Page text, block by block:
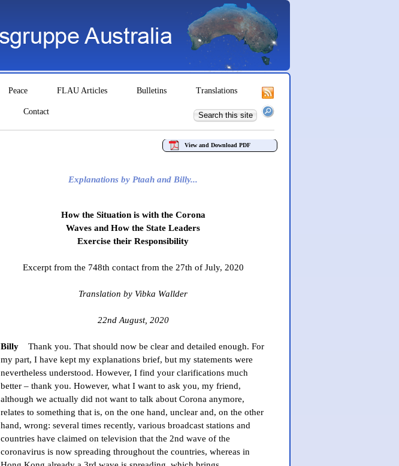
Peace FLAU Articles Bulletins Translations
Contact
View and Download PDF
Explanations by Ptaah and Billy...
How the Situation is with the Corona
Waves and How the State Leaders
Exercise their Responsibility
Excerpt from the 748th contact from the 27th of July, 2020
Translation by Vibka Wallder
22nd August, 2020
Billy Thank you. That should now be clear and detailed enough. For
my part, I have kept my explanations brief, but my statements were
nevertheless understood. However, I find your clarifications much
better – thank you. However, what I want to ask you, my friend,
although we actually did not want to talk about Corona anymore,
relates to something that is, on the one hand, unclear and, on the other
hand, wrong: several times recently, various broadcast stations and
countries have claimed on television that the 2nd wave of the
coronavirus is now spreading throughout the countries, whereas in